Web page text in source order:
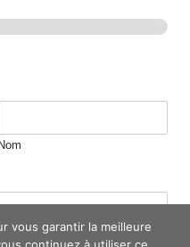
vous garantir la meilleure